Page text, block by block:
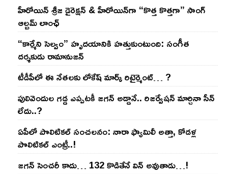
హీరోయిన్ శ్రీజ డైరెక్ష‌న్ & హీరోయిన్‌గా “కొత్త కొత్తగా” సాంగ్
ఆల్బమ్ లాంఛ్
“కార్మేని సెల్వం” హృదయానికి హత్తుకుంటుంది: సంగీత
దర్శకుడు రామానుజన్
టీడీపీలో ఈ నేత‌ల‌కు లోకేష్ మార్క్ రిటైర్మెంట్‌… ?
పులివెందుల గ‌డ్డ ఎప్ప‌ట‌కీ జ‌గ‌న్ అడ్డానే.. రిజ‌ర్వేష‌న్ మార్చినా సీన్
లేదు..?
ఏపీలో పొలిటిక‌ల్ సంచ‌ల‌నం: నారా ఫ్యామిలీ అత్తా, కోడ‌ళ్ల
పొలిటికల్ ఎంట్రీ..!
జ‌గ‌న్ సెంచ‌రీ కాదు… 132 కొడితేనే విన్ అవుతాడు…!